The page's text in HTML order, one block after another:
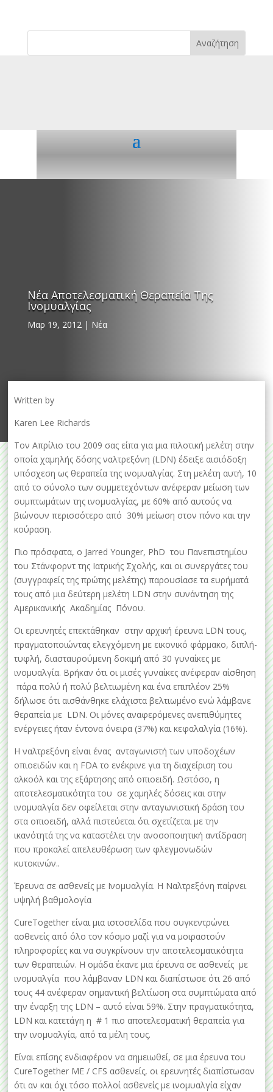
Νέα Αποτελεσματική Θεραπεία Της
Ινομυαλγίας
Μαρ 19, 2012| Νέα
Written by
Karen Lee Richards
Τον Απρίλιο του 2009 σας είπα για μια πιλοτική μελέτη στην
οποία χαμηλής δόσης ναλτρεξόνη (LDN) έδειξε αισιόδοξη
υπόσχεση ως θεραπεία της ινομυαλγίας. Στη μελέτη αυτή, 10
από το σύνολο των συμμετεχόντων ανέφεραν μείωση των
συμπτωμάτων της ινομυαλγίας, με 60% από αυτούς να
βιώνουν περισσότερο από 30% μείωση στον πόνο και την
κούραση.
Πιο πρόσφατα, ο Jarred Younger, PhD του Πανεπιστημίου
του Στάνφορντ της Ιατρικής Σχολής, και οι συνεργάτες του
(συγγραφείς της πρώτης μελέτης) παρουσίασε τα ευρήματά
τους από μια δεύτερη μελέτη LDN στην συνάντηση της
Αμερικανικής Ακαδημίας Πόνου.
Οι ερευνητές επεκτάθηκαν στην αρχική έρευνα LDN τους,
πραγματοποιώντας ελεγχόμενη με εικονικό φάρμακο, διπλή-
τυφλή, διασταυρούμενη δοκιμή από 30 γυναίκες με
ινομυαλγία. Βρήκαν ότι οι μισές γυναίκες ανέφεραν αίσθηση
πάρα πολύ ή πολύ βελτιωμένη και ένα επιπλέον 25%
δήλωσε ότι αισθάνθηκε ελάχιστα βελτιωμένο ενώ λάμβανε
θεραπεία με LDN. Οι μόνες αναφερόμενες ανεπιθύμητες
ενέργειες ήταν έντονα όνειρα (37%) και κεφαλαλγία (16%).
Η ναλτρεξόνη είναι ένας ανταγωνιστή των υποδοχέων
οπιοειδών και η FDA το ενέκρινε για τη διαχείριση του
αλκοόλ και της εξάρτησης από οπιοειδή. Ωστόσο, η
αποτελεσματικότητα του σε χαμηλές δόσεις και στην
ινομυαλγία δεν οφείλεται στην ανταγωνιστική δράση του
στα οπιοειδή, αλλά πιστεύεται ότι σχετίζεται με την
ικανότητά της να καταστέλει την ανοσοποιητική αντίδραση
που προκαλεί απελευθέρωση των φλεγμονωδών
κυτοκινών..
Έρευνα σε ασθενείς με Ινομυαλγία. Η Ναλτρεξόνη παίρνει
υψηλή βαθμολογία
CureTogether είναι μια ιστοσελίδα που συγκεντρώνει
ασθενείς από όλο τον κόσμο μαζί για να μοιραστούν
πληροφορίες και να συγκρίνουν την αποτελεσματικότητα
των θεραπειών. Η ομάδα έκανε μια έρευνα σε ασθενείς με
ινομυαλγία που λάμβαναν LDN και διαπίστωσε ότι 26 από
τους 44 ανέφεραν σημαντική βελτίωση στα συμπτώματα από
την έναρξη της LDN – αυτό είναι 59%. Στην πραγματικότητα,
LDN και κατετάγη η # 1 πιο αποτελεσματική θεραπεία για
την ινομυαλγία, από τα μέλη τους.
Είναι επίσης ενδιαφέρον να σημειωθεί, σε μια έρευνα του
CureTogether ME / CFS ασθενείς, οι ερευνητές διαπίστωσαν
ότι αν και όχι τόσο πολλοί ασθενείς με ινομυαλγία είχαν